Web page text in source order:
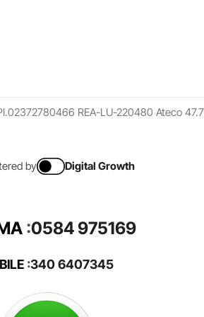
REA-LU-220480 Ateco
by Digital Growth
:0584 975169
:340 6407345